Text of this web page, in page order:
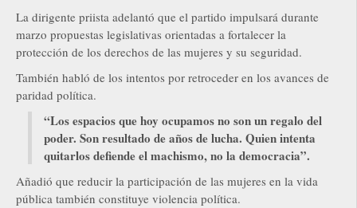
La dirigente priista adelantó que el partido impulsará durante
marzo propuestas legislativas orientadas a fortalecer la
protección de los derechos de las mujeres y su seguridad.
También habló de los intentos por retroceder en los avances de
paridad política.
“Los espacios que hoy ocupamos no son un regalo del
poder. Son resultado de años de lucha. Quien intenta
quitarlos defiende el machismo, no la democracia”.
Añadió que reducir la participación de las mujeres en la vida
pública también constituye violencia política.